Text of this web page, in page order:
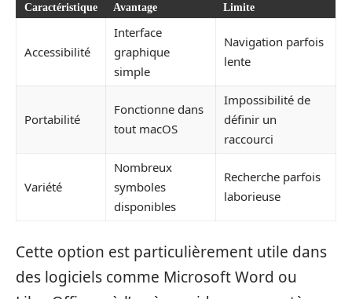
Caractéristique Avantage Limite
Accessibilité
Interface
graphique
simple
Navigation parfois
lente
Portabilité
Fonctionne dans
tout macOS
Impossibilité de
définir un
raccourci
Variété
Nombreux
symboles
disponibles
Recherche parfois
laborieuse
Cette option est particulièrement utile dans
des logiciels comme Microsoft Word ou